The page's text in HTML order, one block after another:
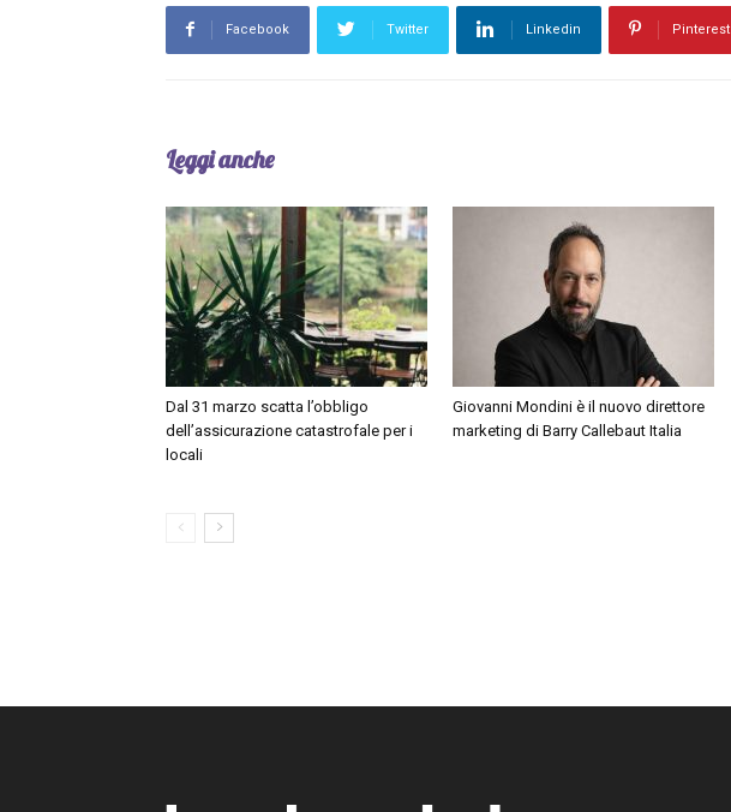
Facebook Twitter Linkedin Pinterest
Leggi anche
Dal 31 marzo scatta l’obbligo
dell’assicurazione catastrofale per i
locali
Giovanni Mondini è il nuovo direttore
marketing di Barry Callebaut Italia